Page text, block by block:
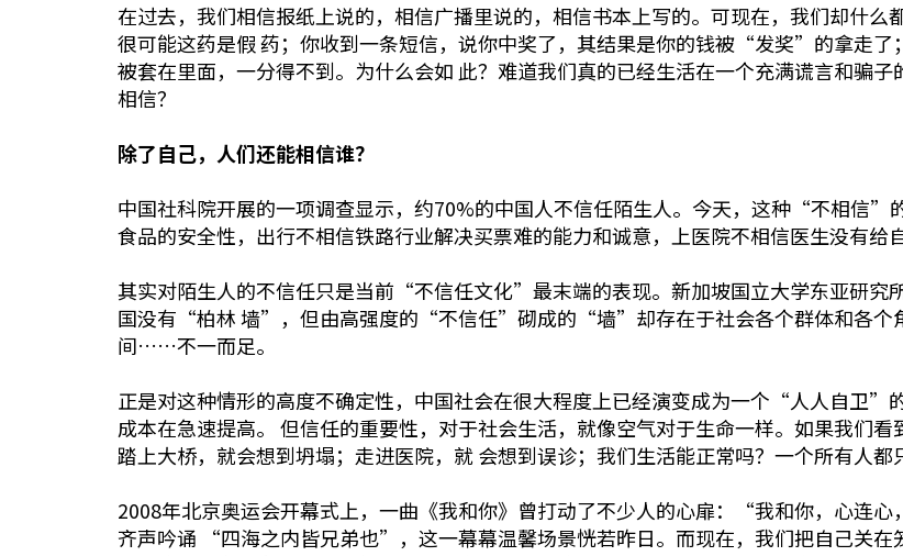
在过去，我们相信报纸上说的，相信广播里说的，相信书本上写的。可现在，我们却什么
很可能这药是假 药；你收到一条短信，说你中奖了，其结果是你的钱被“发奖”的拿走了
被套在里面，一分得不到。为什么会如 此？难道我们真的已经生活在一个充满谎言和骗
相信？
除了自己，人们还能相信谁？
中国社科院开展的一项调查显示，约70%的中国人不信任陌生人。今天，这种“不相信”
食品的安全性，出行不相信铁路行业解决买票难的能力和诚意，上医院不相信医生没有
其实对陌生人的不信任只是当前“不信任文化”最末端的表现。新加坡国立大学东亚研究
国没有“柏林 墙”，但由高强度的“不信任”砌成的“墙”却存在于社会各个群体和各个
间……不一而足。
正是对这种情形的高度不确定性，中国社会在很大程度上已经演变成为一个“人人自卫”
成本在急速提高。 但信任的重要性，对于社会生活，就像空气对于生命一样。如果我们看
踏上大桥，就会想到坍塌；走进医院，就 会想到误诊；我们生活能正常吗？一个所有人都
2008年北京奥运会开幕式上，一曲《我和你》曾打动了不少人的心扉：“我和你，心连
齐声吟诵 “四海之内皆兄弟也”，这一幕幕温馨场景恍若昨日。而现在，我们把自己关在